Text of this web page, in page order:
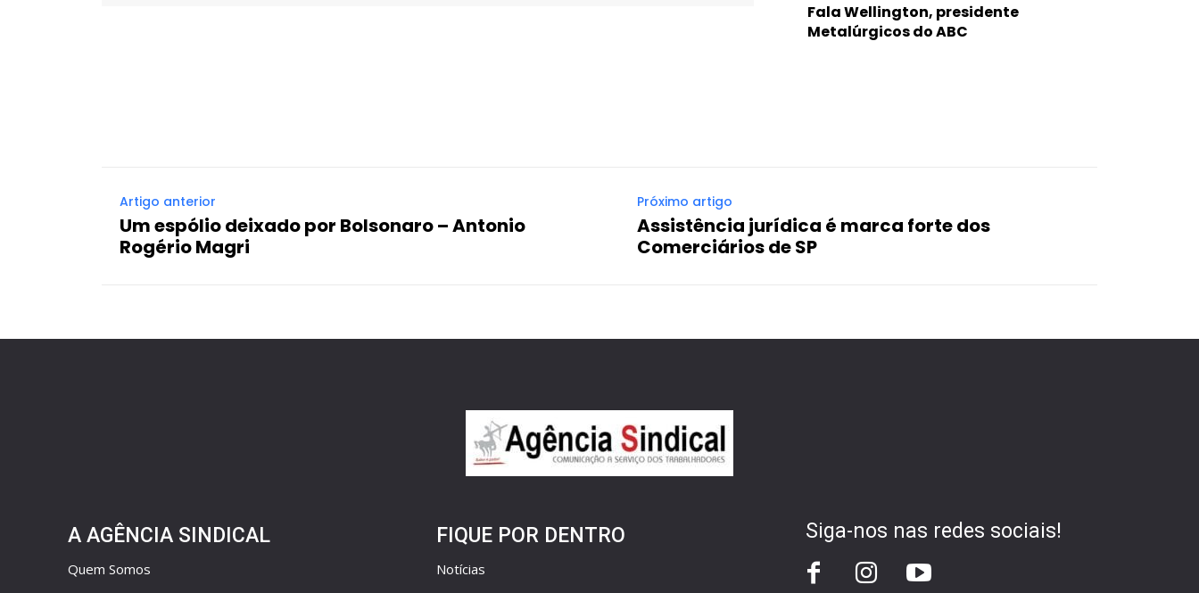
Fala Wellington, presidente
Metalúrgicos do ABC
Artigo anterior
Um espólio deixado por Bolsonaro – Antonio
Rogério Magri
Próximo artigo
Assistência jurídica é marca forte dos
Comerciários de SP
A AGÊNCIA SINDICAL
Quem Somos
FIQUE POR DENTRO
Notícias
Siga-nos nas redes sociais!